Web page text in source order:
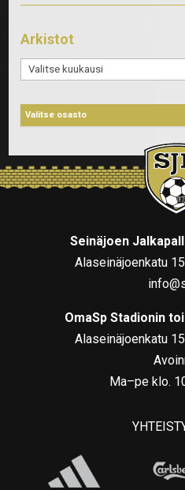
Arkistot
Arkistot
Seinäjoen
Alaseinäjoenkatu
OmaSp Stadionin
Alaseinäjoenkatu
Ma–pe klo.